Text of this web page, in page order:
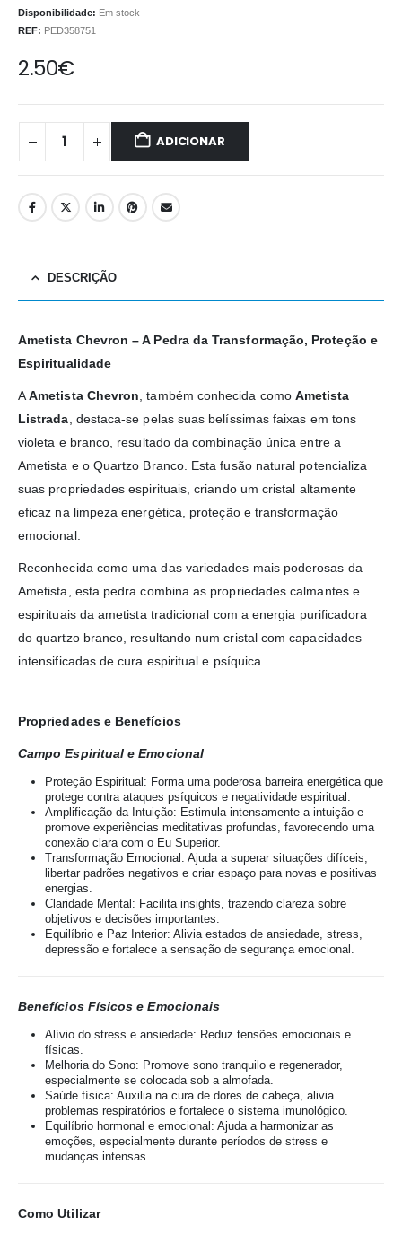
Disponibilidade: Em stock
REF: PED358751
2.50€
ADICIONAR
DESCRIÇÃO
Ametista Chevron – A Pedra da Transformação, Proteção e
Espiritualidade
AAmetista Chevron , também conhecida como Ametista
Listrada , destaca-se pelas suas belíssimas faixas em tons
violeta e branco, resultado da combinação única entre a
Ametista e o Quartzo Branco. Esta fusão natural potencializa
suas propriedades espirituais, criando um cristal altamente
eficaz na limpeza energética, proteção e transformação
emocional.
Reconhecida como uma das variedades mais poderosas da
Ametista, esta pedra combina as propriedades calmantes e
espirituais da ametista tradicional com a energia purificadora
do quartzo branco, resultando num cristal com capacidades
intensificadas de cura espiritual e psíquica.
Propriedades e Benefícios
Campo Espiritual e Emocional
Proteção Espiritual: Forma uma poderosa barreira energética que
protege contra ataques psíquicos e negatividade espiritual.
Amplificação da Intuição: Estimula intensamente a intuição e
promove experiências meditativas profundas, favorecendo uma
conexão clara com o Eu Superior.
Transformação Emocional: Ajuda a superar situações difíceis,
libertar padrões negativos e criar espaço para novas e positivas
energias.
Claridade Mental: Facilita insights, trazendo clareza sobre
objetivos e decisões importantes.
Equilíbrio e Paz Interior: Alivia estados de ansiedade, stress,
depressão e fortalece a sensação de segurança emocional.
Benefícios Físicos e Emocionais
Alívio do stress e ansiedade: Reduz tensões emocionais e
físicas.
Melhoria do Sono: Promove sono tranquilo e regenerador,
especialmente se colocada sob a almofada.
Saúde física: Auxilia na cura de dores de cabeça, alivia
problemas respiratórios e fortalece o sistema imunológico.
Equilíbrio hormonal e emocional: Ajuda a harmonizar as
emoções, especialmente durante períodos de stress e
mudanças intensas.
Como Utilizar